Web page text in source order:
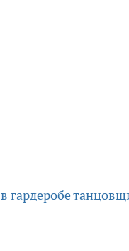
в гардеробе